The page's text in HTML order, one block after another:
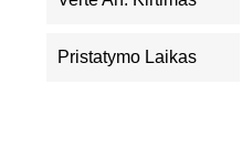
Pristatymo Laikas